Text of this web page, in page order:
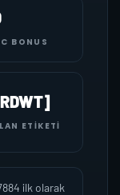
BONUS
ETIKETI
ilk olarak